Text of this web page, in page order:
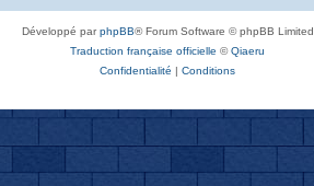
Développé parphpBB® Forum Software © phpBB Limited
Traduction française officielle ©Qiaeru
Confidentialité | Conditions